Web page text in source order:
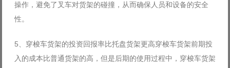
操作，避免了叉车对货架的碰撞，从而确保人员和设备的安全
性。
5、穿梭车货架的投资回报率比托盘货架更高穿梭车货架前期投
入的成本比普通货架的高，但是后期的使用过程中，穿梭车货架